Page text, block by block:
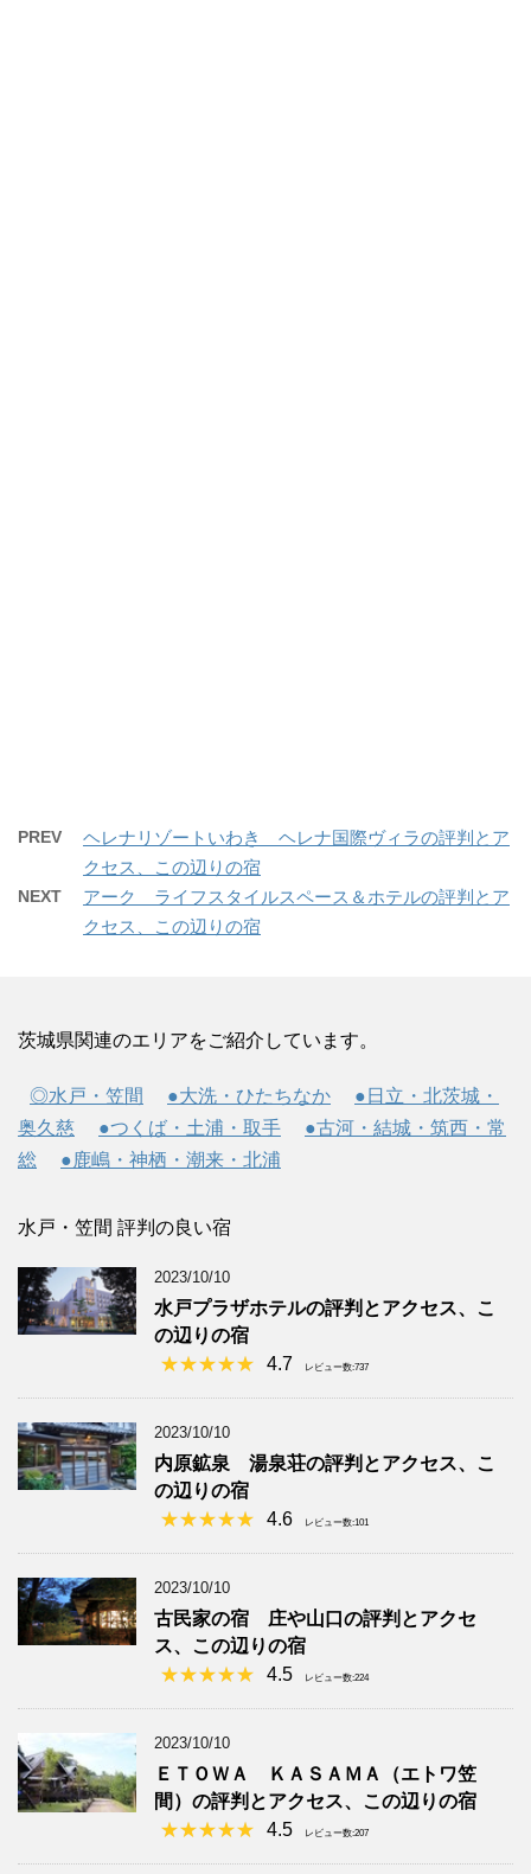
PREV
ヘレナリゾートいわき ヘレナ国際ヴィラの評判とア
クセス、この辺りの宿
NEXT
アーク ライフスタイルスペース＆ホテルの評判とア
クセス、この辺りの宿
茨城県関連のエリアをご紹介しています。
◎水戸・笠間 ●大洗・ひたちなか
●日立・北茨城・
奥久慈
●つくば・土浦・取手
●古河・結城・筑西・常
総
●鹿嶋・神栖・潮来・北浦
水戸・笠間 評判の良い宿
2023/10/10
水戸プラザホテルの評判とアクセス、こ
の辺りの宿
4.7
レビュー数:737
2023/10/10
内原鉱泉 湯泉荘の評判とアクセス、こ
の辺りの宿
4.6
レビュー数:101
2023/10/10
古民家の宿 庄や山口の評判とアクセ
ス、この辺りの宿
4.5
レビュー数:224
2023/10/10
ＥＴＯＷＡ ＫＡＳＡＭＡ（エトワ笠
間）の評判とアクセス、この辺りの宿
4.5
レビュー数:207